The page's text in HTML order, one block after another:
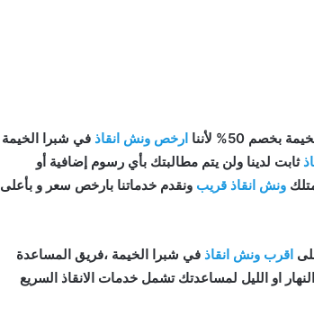
50% لأننا ارخص ونش انقاذ في شبرا الخيمة
ثابت لدينا ولن يتم مطالبتك بأي رسوم إضافية أو
ونش انقاذ قريب ونقدم خدماتنا بارخص سعر و بأعلى
اقرب ونش انقاذ في شبرا الخيمة ،فريق المساعدة
او الليل لمساعدتك تشمل خدمات الانقاذ السريع